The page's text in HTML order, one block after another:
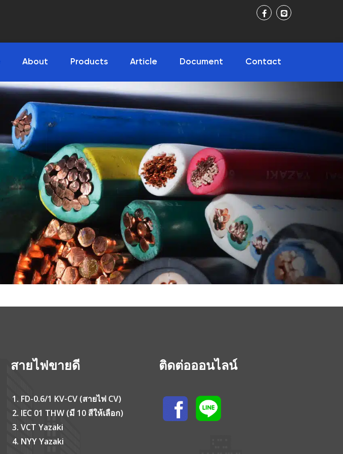
About Products Article Document Contact
สายไฟขายดี
FD-0.6/1 KV-CV (สายไฟ CV)
IEC 01 THW (มี 10 สีให้เลือก)
VCT Yazaki
NYY Yazaki
ติดต่อออนไลน์